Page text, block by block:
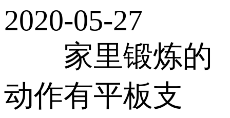
2020-05-27
家里锻炼的
动作有平板支